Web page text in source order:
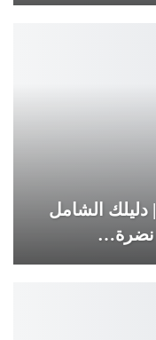
الشامل
نضرة…